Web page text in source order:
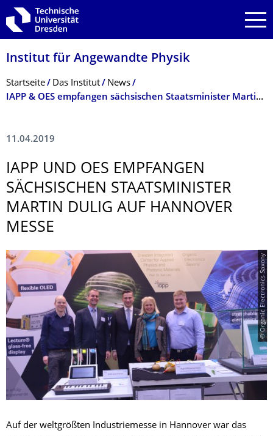
Zur Hauptnavigation springen
Zur Suche springen
Zum Inhalt springen
Institut für Angewandte Physik
Breadcrumb-Menü
Startseite Das Institut
News
IAPP & OES empfan­gen sächsischen Staats­mini­ster Martin Dulig auf Hannover Messe
11.04.2019
IAPP UND OES EMPFAN­GEN
SÄCHSISCHEN STAATS­MINI­STER
MARTIN DULIG AUF HANNOVER
MESSE
© Organic Electronics Saxony
Auf der weltgrößten Industriemesse in Hannover war das